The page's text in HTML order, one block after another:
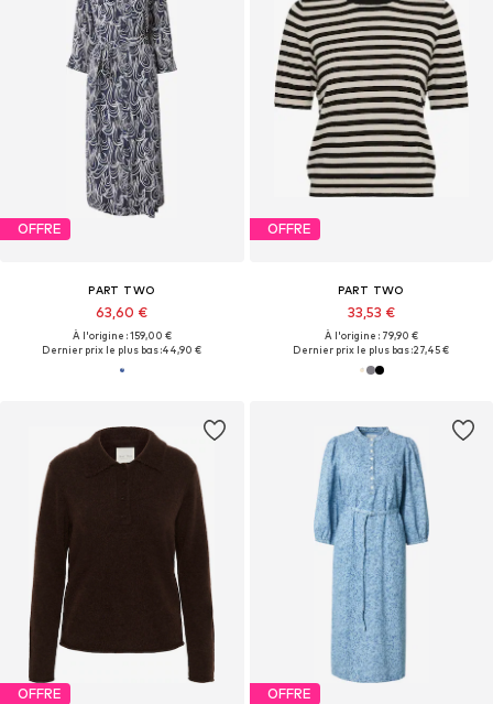
OFFRE
PART TWO
63,60 €
À l'origine : 159,00 €
Dernier prix le plus bas :44,90 €
OFFRE
PART TWO
33,53 €
À l'origine : 79,90 €
Dernier prix le plus bas :27,45 €
OFFRE OFFRE